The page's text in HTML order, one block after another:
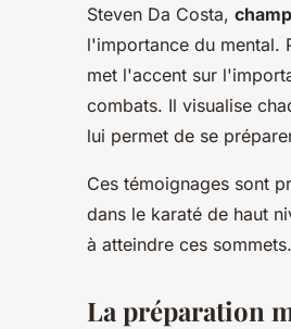
Steven Da Costa,
l'importance du mental.
met l'accent sur
combats. Il visualise
lui permet de se
Ces témoignages sont
dans le karaté de haut
à atteindre ces sommets.
La préparation